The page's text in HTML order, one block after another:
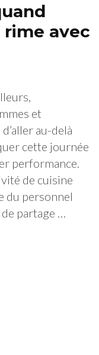
rime avec
et
au-delà
cette journée
performance.
de cuisine
du personnel
partage …